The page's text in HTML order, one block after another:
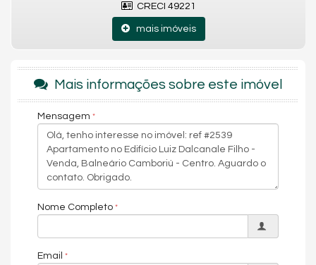
Espaço gourmet
Elevador
Interfone
CRECI 49221
mais imóveis
Mais informações sobre este imóvel
Mensagem
Nome Completo
Email